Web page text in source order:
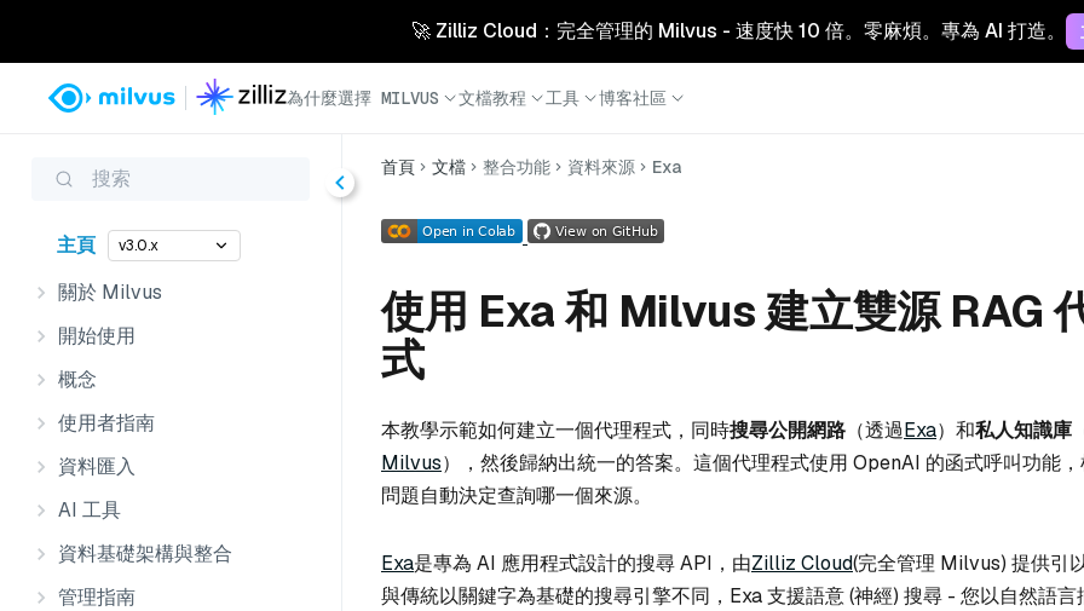
🚀 Zilliz Cloud：完全管理的 Milvus - 速度快 10 倍。零麻煩。專為 AI 打造。
為什麼選擇 MILVUS 文檔教程 工具 博客社區
搜索
主頁 v3.0.x
關於 Milvus
開始使用
概念
使用者指南
資料匯入
AI 工具
資料基礎架構與整合
管理指南
首頁 文檔 整合功能 資料來源 Exa
使用 Exa 和 Milvus 建立雙源 RAG
式
本教學示範如何建立一個代理程式，同時搜尋公開網路 （透過Exa）和私人知識庫
Milvus），然後歸納出統一的答案。這個代理程式使用 OpenAI 的函式呼叫功能
問題自動決定查詢哪一個來源。
Exa是專為 AI 應用程式設計的搜尋 API，由Zilliz Cloud(完全管理 Milvus) 提供引
與傳統以關鍵字為基礎的搜尋引擎不同，Exa 支援語意 (神經) 搜尋 - 您以自然語言